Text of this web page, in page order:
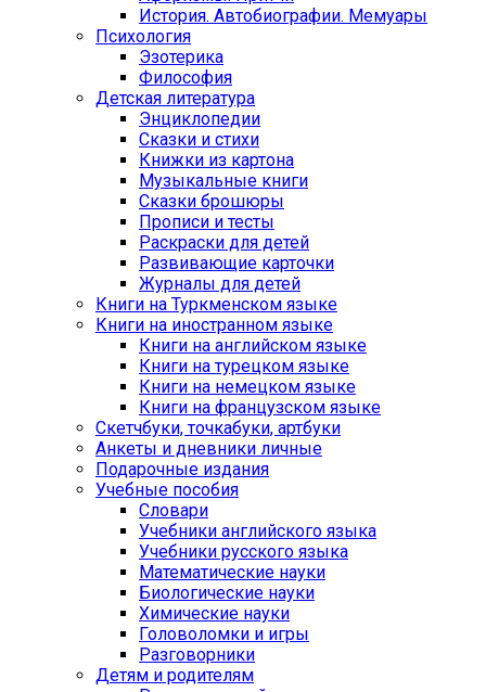
История. Автобиографии. Мемуары
Психология
Эзотерика
Философия
Детская литература
Энциклопедии
Сказки и стихи
Книжки из картона
Музыкальные книги
Сказки брошюры
Прописи и тесты
Раскраски для детей
Развивающие карточки
Журналы для детей
Книги на Туркменском языке
Книги на иностранном языке
Книги на английском языке
Книги на турецком языке
Книги на немецком языке
Книги на французском языке
Cкетчбуки, точкабуки, артбуки
Анкеты и дневники личные
Подарочные издания
Учебные пособия
Словари
Учебники английского языка
Учебники русского языка
Математические науки
Биологические науки
Химические науки
Головоломки и игры
Разговорники
Детям и родителям